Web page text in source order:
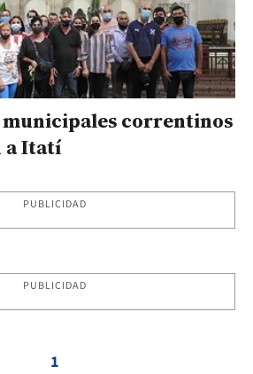
correntinos
a Itatí
PUBLICIDAD
PUBLICIDAD
1